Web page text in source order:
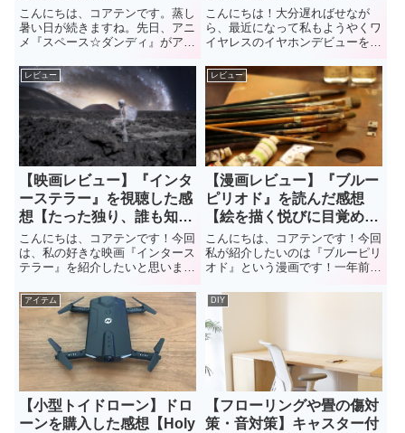
こんにちは、コアテンです。蒸し
暑い日が続きますね。先日、アニ
メ『スペース☆ダンディ』がアマ
ました。昔少し気になっていたの
ですが、視聴せずにここまできま
したが、機会が来たので視聴する
ことにしました。今回は、この
作...
X9】
こんにちは！大分遅ればせなが
ら、最近になって私もようやくワ
イヤレスのイヤホンデビューをし
が持っているのを羨ましそうに眺
めていましたが、先日のアマゾン
プライムセールで安くなっていた
ので、思わずポチっと買ってしま
い...
レビュー
【映画レビュー】『インタ
ーステラー』を視聴した感
想【たった独り、誰も知ら
ない銀河で】
こんにちは、コアテンです！今回
は、私の好きな映画『インタース
テラー』を紹介したいと思いま
であり、控えめに言って傑作映画
でした。様々な賞を受賞していて
今さら感がありますが、今回はこ
の作品の感想や見所について、...
レビュー
【漫画レビュー】『ブルー
ピリオド』を読んだ感想
【絵を描く悦びに目覚めて
みた】
こんにちは、コアテンです！今回
私が紹介したいのは『ブルーピリ
オド』という漫画です！一年前に
読んでみてハマったので一気に最
新巻まで購入してしまった作品で
す。すでに有名作品なので今さら
感があるのですが、今回はこの...
アイテム
【小型トイドローン】ドロ
ーンを購入した感想【Holy
DIY
【フローリングや畳の傷対
策・音対策】キャスター付